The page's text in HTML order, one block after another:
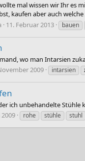
mal wissen wir Ihr es
kaufen aber auch
11. Februar 2013 bauen
wo man Intarsien
2009 intarsien
ich unbehandelte Stühle
2009 rohe stühle stuhl